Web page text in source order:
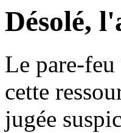
Désolé,
Le pare-
cette
jugée